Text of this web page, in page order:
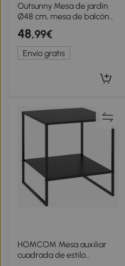
Outsunny Mesa de jardín
Ø48 cm, mesa de balcón
resistente a la intemperie
de metal, mesa redonda
para terraza jardín balcón
Madera natural
48,99€
Envío gratis
HOMCOM Mesa auxiliar
cuadrada de estilo